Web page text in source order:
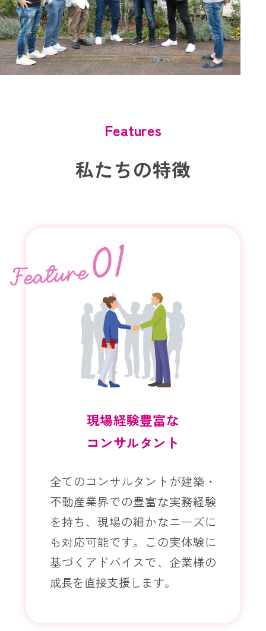
Features
私たちの特徴
Feature01
現場経験豊富な
コンサルタント
全てのコンサルタントが建築・
不動産業界での豊富な実務経験
を持ち、現場の細かなニーズに
も対応可能です。この実体験に
基づくアドバイスで、企業様の
成長を直接支援します。